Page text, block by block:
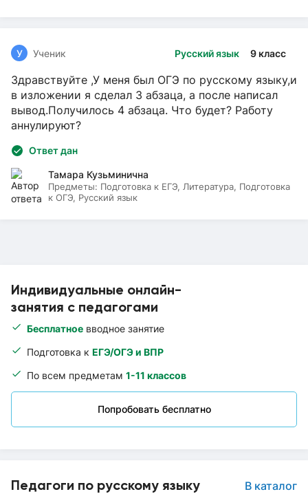
Индивидуальные онлайн-
занятия с педагогами
Бесплатное вводное занятие
Подготовка к ЕГЭ/ОГЭ и ВПР
По всем предметам 1-11 классов
Попробовать бесплатно
Педагоги по русскому языку В каталог
Русский язык 9 класс
У Ученик
Здравствуйте ,У меня был ОГЭ по русскому языку,и
в изложении я сделал 3 абзаца, а после написал
вывод.Получилось 4 абзаца. Что будет? Работу
аннулируют?
Ответ дан
Тамара Кузьминична
Предметы: Подготовка к ЕГЭ, Литература, Подготовка
к ОГЭ, Русский язык